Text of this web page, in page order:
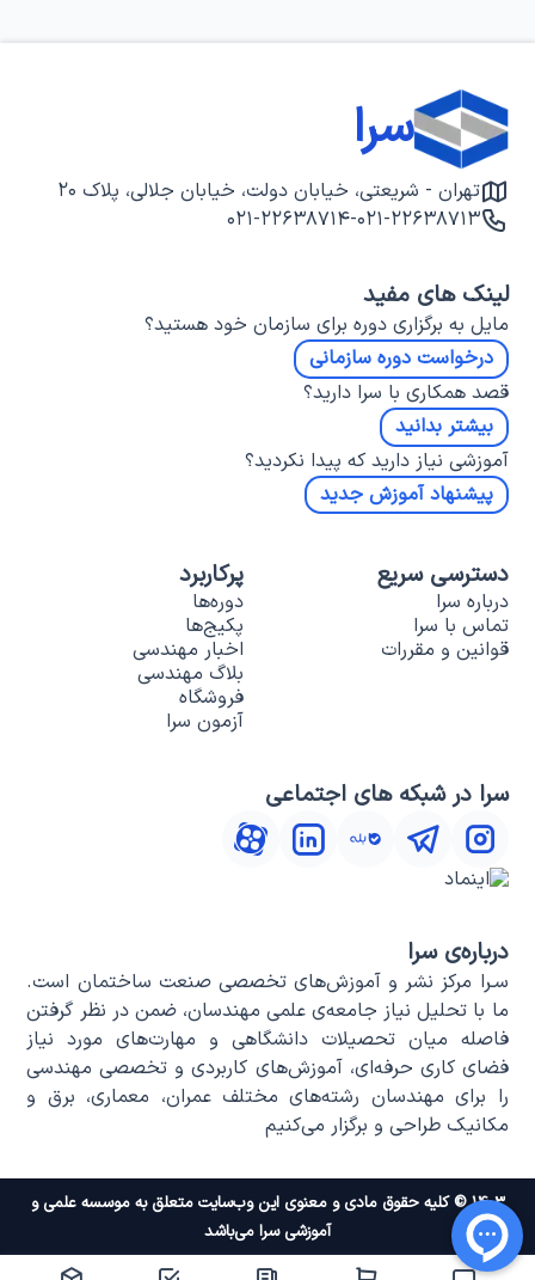
سرا
تهران - شریعتی، خیابان دولت، خیابان جلالی، پلاک ۲۰
۰۲۱-۲۲۶۳۸۷۱۳-۰۲۱-۲۲۶۳۸۷۱۴
لینک های مفید
مایل به برگزاری دوره برای سازمان خود هستید؟
درخواست دوره سازمانی
قصد همکاری با سرا دارید؟
بیشتر بدانید
آموزشی نیاز دارید که پیدا نکردید؟
پیشنهاد آموزش جدید
دسترسی سریع
درباره سرا
تماس با سرا
قوانین و مقررات
پرکاربرد
دوره‌ها
پکیج‌ها
اخبار مهندسی
بلاگ مهندسی
فروشگاه
آزمون سرا
سرا در شبکه های اجتماعی
درباره‌ی سرا
سـرا مرکز نشر و آموزش‌های تخصصی صنعت ساختمان است.
ما با تحلیل نیاز جامعه‌ی علمی مهندسان، ضمن در نظر گرفتن
فاصله میان تحصیلات دانشگاهی و مهارت‌های مورد نیاز
فضای کاری حرفه‌ای، آموزش‌های کاربردی و تخصصی مهندسی
را برای مهندسان رشته‌های مختلف عمران، معماری، برق و
مکانیک طراحی و برگزار می‌کنیم
۱۴۰۳ © کلیه حقوق مادی و معنوی این وب‌سایت متعلق به موسسه علمی و
آموزشی سرا می‌باشد